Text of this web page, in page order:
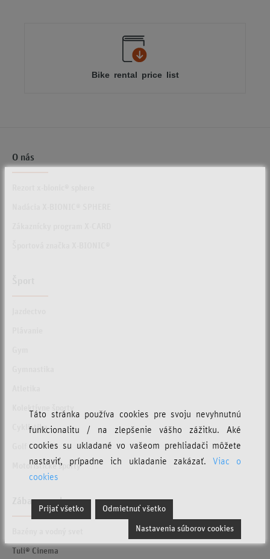
Bike rental price list
O nás
Cyklistika
Motoristické športy
Zábava a relax
Tuli® Cinema
Táto stránka používa cookies pre svoju nevyhnutnú
funkcionalitu / na zlepšenie vášho zážitku. Aké
cookies su ukladané vo vašeom prehliadači môžete
nastaviť, prípadne ich ukladanie zakázať. Viac o
cookies
Prijať všetko Odmietnuť všetko
Nastavenia súborov cookies